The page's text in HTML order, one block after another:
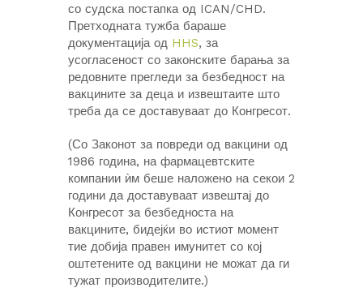
со судска постапка од ICAN/CHD.
Претходната тужба бараше
документација од HHS, за
усогласеност со законските барања за
редовните прегледи за безбедност на
вакцините за деца и извештаите што
треба да се доставуваат до Конгресот.
(Со Законот за повреди од вакцини од
1986 година, на фармацевтските
компании ѝм беше наложено на секои 2
години да доставуваат извештај до
Конгресот за безбедноста на
вакцините, бидејќи во истиот момент
тие добија правен имунитет со кој
оштетените од вакцини не можат да ги
тужат производителите.)